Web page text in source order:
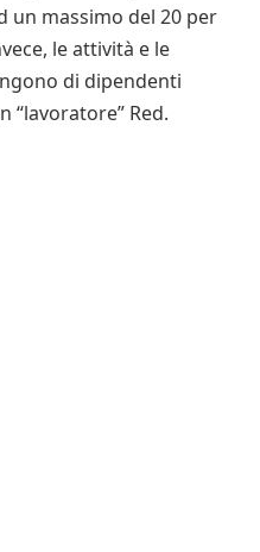
un massimo del 20 per
le attività e le
di dipendenti
“lavoratore” Red.